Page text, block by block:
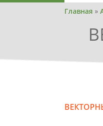
Вы
здесь
Главная »